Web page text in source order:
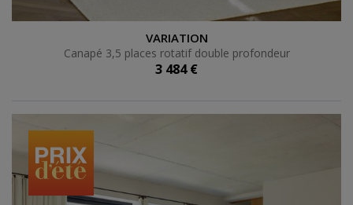
Canapé 3,5 places rotatif double profondeur
VARIATION
Canapé 3,5 places rotatif double profondeur
3 484 €